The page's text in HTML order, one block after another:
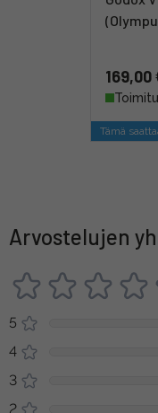
169,00
Tämä
Arvostelujen
5
4
3
2